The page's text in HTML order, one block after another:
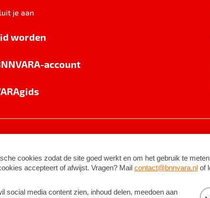
je aan
worden
account
©2026BNNVARA